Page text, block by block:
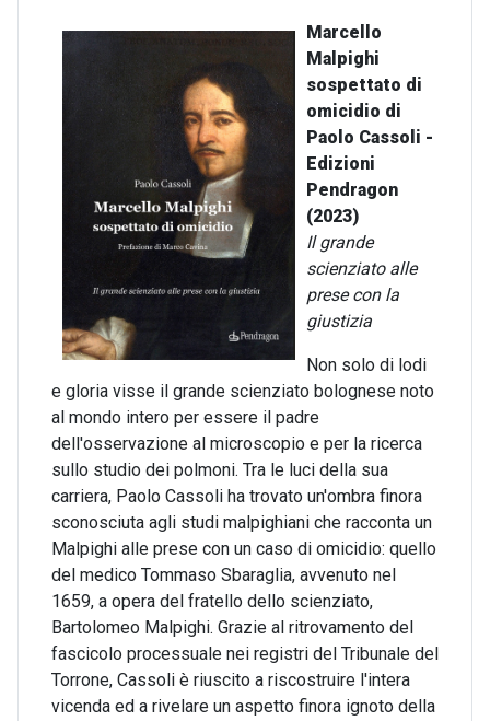
Marcello
Malpighi
sospettato di
omicidio di
Paolo Cassoli -
Edizioni
Pendragon
(2023)
Il grande
scienziato alle
prese con la
giustizia
Non solo di lodi
e gloria visse il grande scienziato bolognese noto
al mondo intero per essere il padre
dell'osservazione al microscopio e per la ricerca
sullo studio dei polmoni. Tra le luci della sua
carriera, Paolo Cassoli ha trovato un'ombra finora
sconosciuta agli studi malpighiani che racconta un
Malpighi alle prese con un caso di omicidio: quello
del medico Tommaso Sbaraglia, avvenuto nel
1659, a opera del fratello dello scienziato,
Bartolomeo Malpighi. Grazie al ritrovamento del
fascicolo processuale nei registri del Tribunale del
Torrone, Cassoli è riuscito a riscostruire l'intera
vicenda ed a rivelare un aspetto finora ignoto della